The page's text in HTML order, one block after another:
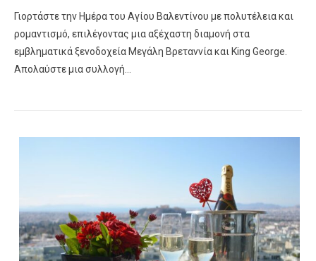
Γιορτάστε την Ημέρα του Αγίου Βαλεντίνου με πολυτέλεια και
ρομαντισμό, επιλέγοντας μια αξέχαστη διαμονή στα
εμβληματικά ξενοδοχεία Μεγάλη Βρεταννία και King George.
Απολαύστε μια συλλογή…